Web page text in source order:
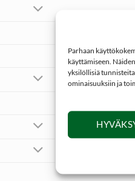
Parhaan
käyttämiseen.
yksilöllisiä
ominaisuuksiin ja